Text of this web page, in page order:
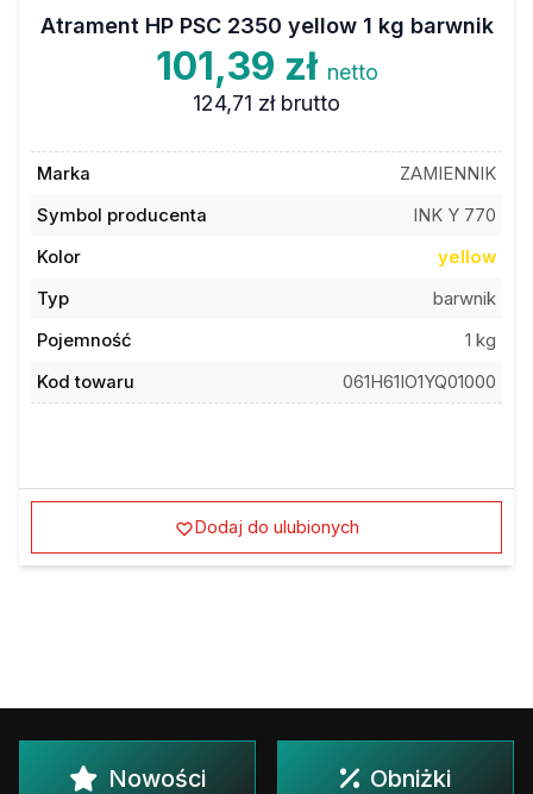
Atrament HP PSC 2350 yellow 1 kg barwnik
101,39 zł netto
124,71 zł brutto
Marka
ZAMIENNIK
Symbol producenta
INK Y 770
Kolor
yellow
Typ
barwnik
Pojemność
1 kg
Kod towaru
061H61IO1YQ01000
Dodaj do ulubionych
Nowości Obniżki